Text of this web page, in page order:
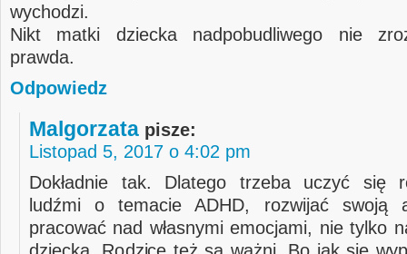
wychodzi.
Nikt matki dziecka nadpobudliwego nie
prawda.
Odpowiedz
Malgorzata pisze:
Listopad 5, 2017 o 4:02 pm
Dokładnie tak. Dlatego trzeba uczyć się
ludźmi o temacie ADHD, rozwijać swoją
pracować nad własnymi emocjami, nie tylko
dziecka. Rodzice też są ważni. Bo jak się